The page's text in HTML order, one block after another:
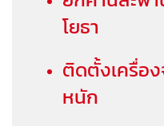
โยธา
ติดตั้งเครื่อ
หนัก